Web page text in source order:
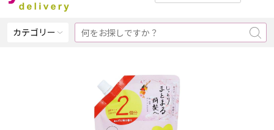
カテゴリー